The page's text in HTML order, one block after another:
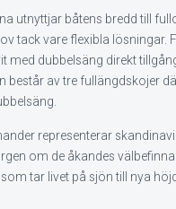
utnyttjar båtens bredd till
tack vare flexibla lösningar.
med dubbelsäng direkt
består av tre fullängdskojer
representerar
om de åkandes
tar livet på sjön till nya